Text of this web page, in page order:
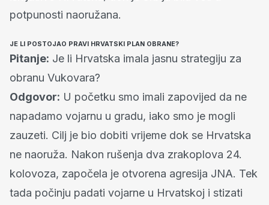
potpunosti naoružana.
JE LI POSTOJAO PRAVI HRVATSKI PLAN OBRANE?
Pitanje: Je li Hrvatska imala jasnu strategiju za
obranu Vukovara?
Odgovor: U početku smo imali zapovijed da ne
napadamo vojarnu u gradu, iako smo je mogli
zauzeti. Cilj je bio dobiti vrijeme dok se Hrvatska
ne naoruža. Nakon rušenja dva zrakoplova 24.
kolovoza, započela je otvorena agresija JNA. Tek
tada počinju padati vojarne u Hrvatskoj i stizati